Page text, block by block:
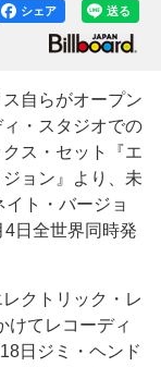
送る
シェア
自らがオープン
・スタジオでの
ス・セット『エ
ョン』より、未
ト・バージョ
日全世界同時発
クトリック・レ
けてレコーディ
日ジミ・ヘンド